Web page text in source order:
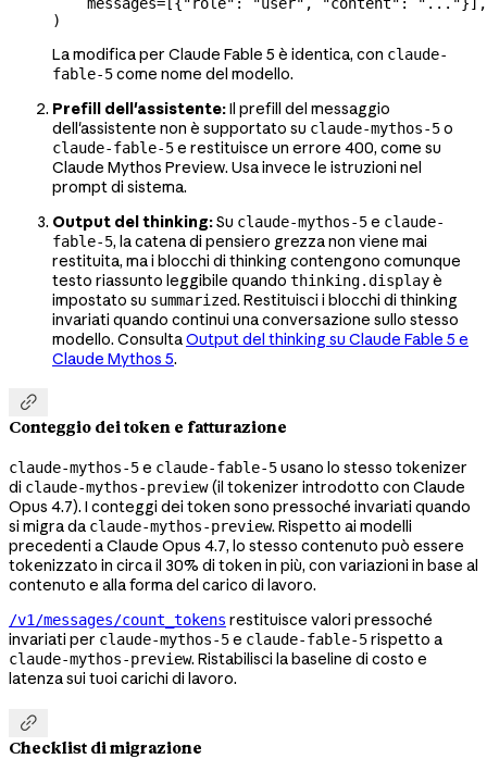
)
La modifica per Claude Fable 5 è identica, con claude-
fable-5come nome del modello.
Prefill dell'assistente:Il prefill del messaggio
dell'assistente non è supportato su claude-mythos-5o
claude-fable-5e restituisce un errore 400, come su
Claude Mythos Preview. Usa invece le istruzioni nel
prompt di sistema.
Output del thinking:Su claude-mythos-5e claude-
fable-5, la catena di pensiero grezza non viene mai
restituita, ma i blocchi di thinking contengono comunque
testo riassunto leggibile quando thinking.displayè
impostato su summarized. Restituisci i blocchi di thinking
invariati quando continui una conversazione sullo stesso
modello. ConsultaOutput del thinking su Claude Fable 5 e
Claude Mythos 5.

Conteggio dei token e fatturazione
claude-mythos-5e claude-fable-5usano lo stesso tokenizer
di claude-mythos-preview(il tokenizer introdotto con Claude
Opus 4.7). I conteggi dei token sono pressoché invariati quando
si migra da claude-mythos-preview. Rispetto ai modelli
precedenti a Claude Opus 4.7, lo stesso contenuto può essere
tokenizzato in circa il 30% di token in più, con variazioni in base al
contenuto e alla forma del carico di lavoro.
/v1/messages/count_tokens restituisce valori pressoché
invariati per claude-mythos-5e claude-fable-5rispetto a
claude-mythos-preview. Ristabilisci la baseline di costo e
latenza sui tuoi carichi di lavoro.

Checklist di migrazione